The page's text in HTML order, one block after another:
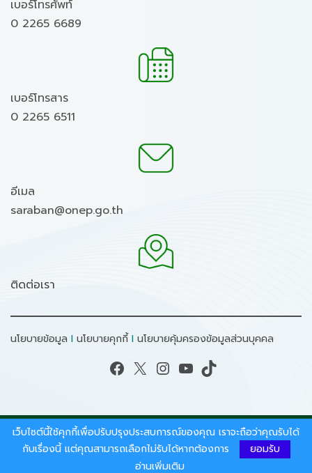
เบอร์โทรศัพท์
0 2265 6689
เบอร์โทรสาร
0 2265 6511
อีเมล
saraban@onep.go.th
ติดต่อเรา
นโยบายข้อมูล I นโยบายคุกกี้ I นโยบายคุ้มครองข้อมูลส่วนบุคคล
Facebook X Instagram YouTube TikTok
สงวนลิขสิทธิ์ © 2026 - สำนักงานนโยบายและแผน
ทรัพยากรธรรมชาติและสิ่งแวดล้อม.
เว็บไซต์นี้ใช้คุกกี้เพื่อปรับปรุงประสบการณ์ของคุณ เราจะถือว่าคุณรับได้
กับเรื่องนี้ แต่คุณสามารถเลือกไม่รับได้หากต้องการ
ยอมรับ
อ่านเพิ่มเติม